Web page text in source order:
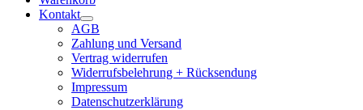
Kontakt
AGB
Zahlung und Versand
Vertrag widerrufen
Widerrufsbelehrung + Rücksendung
Impressum
Datenschutzerklärung